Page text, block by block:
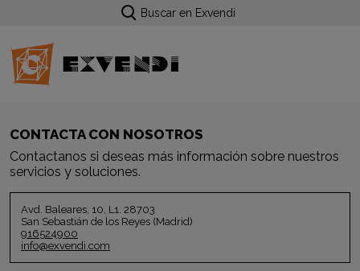
Buscar en Exvendi
CONTACTA CON NOSOTROS
Contactanos si deseas más información sobre nuestros
servicios y soluciones.
Avd. Baleares, 10, L1. 28703
San Sebastián de los Reyes (Madrid)
916524900
info@exvendi.com